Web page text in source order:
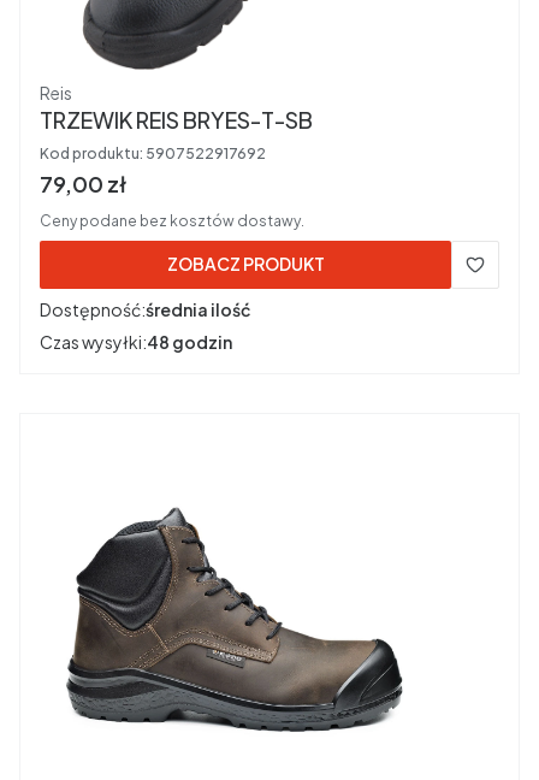
Producent
Reis
TRZEWIK REIS BRYES-T-SB
Kod produktu: 5907522917692
Cena brutto
79,00 zł
Ceny podane bez kosztów dostawy.
ZOBACZ PRODUKT
Dostępność:średnia ilość
Czas wysyłki:48 godzin